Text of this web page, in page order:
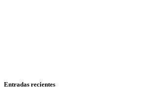
Entradas recientes